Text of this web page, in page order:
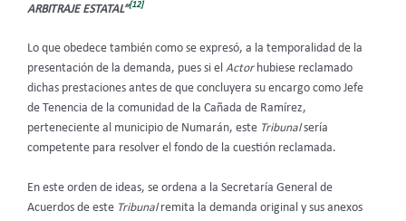
ARBITRAJE ESTATAL”[12]
Lo que obedece también como se expresó, a la temporalidad de la
presentación de la demanda, pues si el Actor hubiese reclamado
dichas prestaciones antes de que concluyera su encargo como Jefe
de Tenencia de la comunidad de la Cañada de Ramírez,
perteneciente al municipio de Numarán, este Tribunalsería
competente para resolver el fondo de la cuestión reclamada.
En este orden de ideas, se ordena a la Secretaría General de
Acuerdos de este Tribunalremita la demanda original y sus anexos